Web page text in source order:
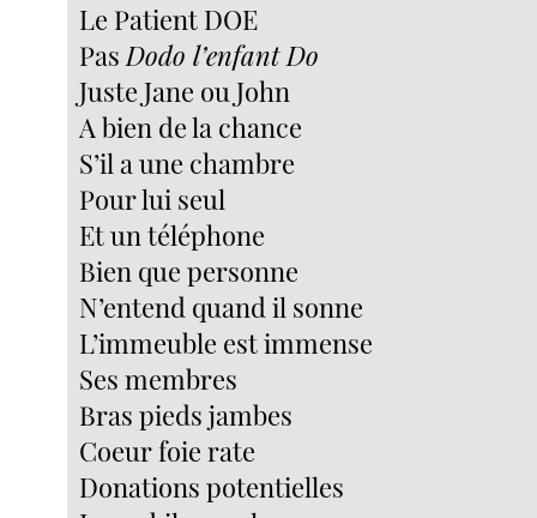
Le Patient DOE
PasDodo l’enfant Do
Juste Jane ou John
A bien de la chance
S’il a une chambre
Pour lui seul
Et un téléphone
Bien que personne
N’entend quand il sonne
L’immeuble est immense
Ses membres
Bras pieds jambes
Coeur foie rate
Donations potentielles